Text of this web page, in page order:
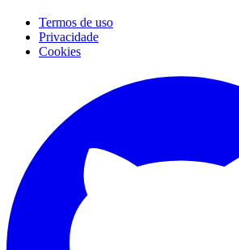
Termos de uso
Privacidade
Cookies